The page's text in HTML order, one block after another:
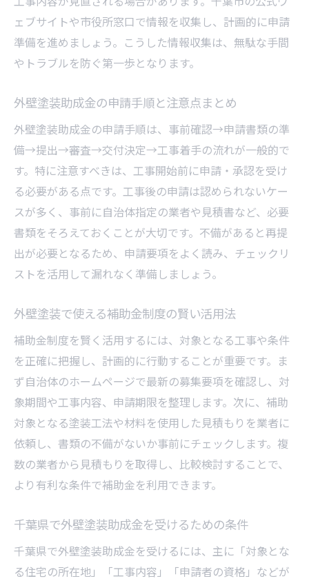
ェブサイトや市役所窓口で情報を収集し、計画的に申請
準備を進めましょう。こうした情報収集は、無駄な手間
やトラブルを防ぐ第一歩となります。
外壁塗装助成金の申請手順と注意点まとめ
外壁塗装助成金の申請手順は、事前確認→申請書類の準
備→提出→審査→交付決定→工事着手の流れが一般的で
す。特に注意すべきは、工事開始前に申請・承認を受け
る必要がある点です。工事後の申請は認められないケー
スが多く、事前に自治体指定の業者や見積書など、必要
書類をそろえておくことが大切です。不備があると再提
出が必要となるため、申請要項をよく読み、チェックリ
ストを活用して漏れなく準備しましょう。
外壁塗装で使える補助金制度の賢い活用法
補助金制度を賢く活用するには、対象となる工事や条件
を正確に把握し、計画的に行動することが重要です。ま
ず自治体のホームページで最新の募集要項を確認し、対
象期間や工事内容、申請期限を整理します。次に、補助
対象となる塗装工法や材料を使用した見積もりを業者に
依頼し、書類の不備がないか事前にチェックします。複
数の業者から見積もりを取得し、比較検討することで、
より有利な条件で補助金を利用できます。
千葉県で外壁塗装助成金を受けるための条件
千葉県で外壁塗装助成金を受けるには、主に「対象とな
る住宅の所在地」「工事内容」「申請者の資格」などが